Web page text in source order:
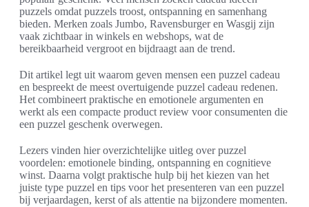
puzzels omdat puzzels troost, ontspanning en samenhang
bieden. Merken zoals Jumbo, Ravensburger en Wasgij zijn
vaak zichtbaar in winkels en webshops, wat de
bereikbaarheid vergroot en bijdraagt aan de trend.
Dit artikel legt uit waarom geven mensen een puzzel cadeau
en bespreekt de meest overtuigende puzzel cadeau redenen.
Het combineert praktische en emotionele argumenten en
werkt als een compacte product review voor consumenten die
een puzzel geschenk overwegen.
Lezers vinden hier overzichtelijke uitleg over puzzel
voordelen: emotionele binding, ontspanning en cognitieve
winst. Daarna volgt praktische hulp bij het kiezen van het
juiste type puzzel en tips voor het presenteren van een puzzel
bij verjaardagen, kerst of als attentie na bijzondere momenten.